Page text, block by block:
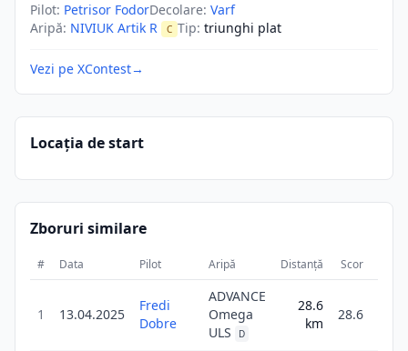
Pilot: Petrisor FodorDecolare: Varf
Aripă: NIVIUK Artik R C Tip: triunghi plat
Vezi pe XContest→
Locația de start
Zboruri similare
# Data Pilot Aripă Distanță Scor
1 13.04.2025
Fredi
Dobre
ADVANCE
Omega
ULS
D
28.6
km
28.6